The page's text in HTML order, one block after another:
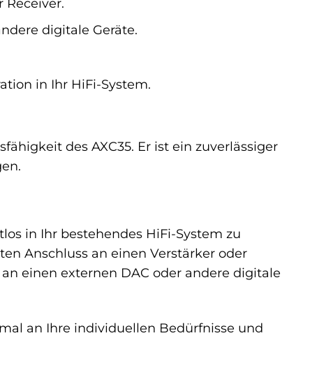
Receiver.
digitale Geräte.
in Ihr HiFi-System.
des AXC35. Er ist ein zuverlässiger
in Ihr bestehendes HiFi-System zu
Anschluss an einen Verstärker oder
einen externen DAC oder andere digitale
an Ihre individuellen Bedürfnisse und